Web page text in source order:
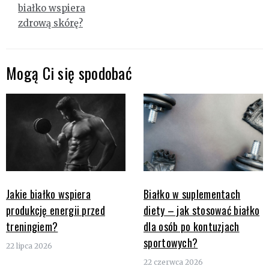
białko wspiera
zdrową skórę?
Mogą Ci się spodobać
Jakie białko wspiera
produkcję energii przed
treningiem?
22 lipca 2026
Białko w suplementach
diety – jak stosować białko
dla osób po kontuzjach
sportowych?
22 czerwca 2026